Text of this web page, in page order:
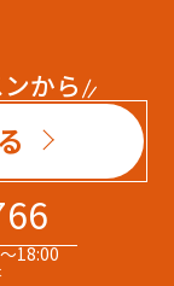
から
18:00